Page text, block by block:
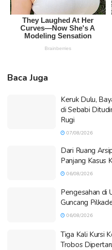
Baca Juga
Keruk Dulu,
di Sebabi
Rugi
07/08/2026
Dari Ruang
Panjang Kasus
06/08/2026
Pengesahan di
Guncang
06/08/2026
Tiga Kali Kursi
Trobos